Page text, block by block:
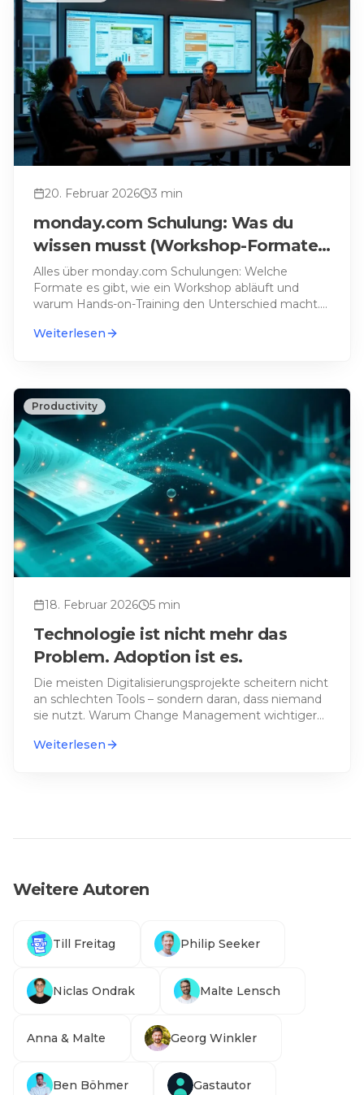
20. Februar 2026 3 min
monday.com Schulung: Was du
wissen musst (Workshop-Formate,
Ablauf & Tipps)
Alles über monday.com Schulungen: Welche
Formate es gibt, wie ein Workshop abläuft und
warum Hands-on-Training den Unterschied macht.…
Weiterlesen
Productivity
18. Februar 2026 5 min
Technologie ist nicht mehr das
Problem. Adoption ist es.
Die meisten Digitalisierungsprojekte scheitern nicht
an schlechten Tools – sondern daran, dass niemand
sie nutzt. Warum Change Management wichtiger
Weiterlesen
Weitere Autoren
Till Freitag Philip Seeker
Niclas Ondrak Malte Lensch
Anna & Malte Georg Winkler
Ben Böhmer Gastautor